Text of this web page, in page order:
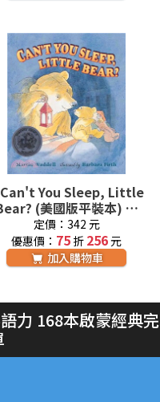
力 168本啟蒙經典完
Can't You Sleep, Little
(美國版平裝本) 廖
彩杏老師推薦有聲書第2年
第7週
定價：342 元
優惠價： 75 折 256元
加入購物車